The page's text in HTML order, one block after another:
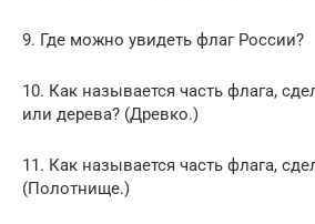
9. Где можно увидеть флаг России?
10. Как называется часть флага,
или дерева? (Древко.)
11. Как называется часть флага,
(Полотнище.)